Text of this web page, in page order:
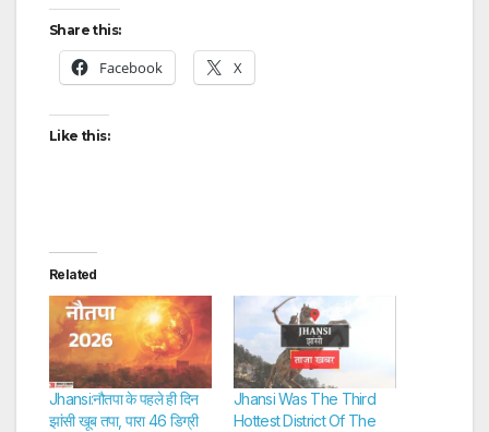
Share this:
Facebook X
Like this:
Related
Jhansi:नौतपा के पहले ही दिन
झांसी खूब तपा, पारा 46 डिग्री
Jhansi Was The Third
Hottest District Of The